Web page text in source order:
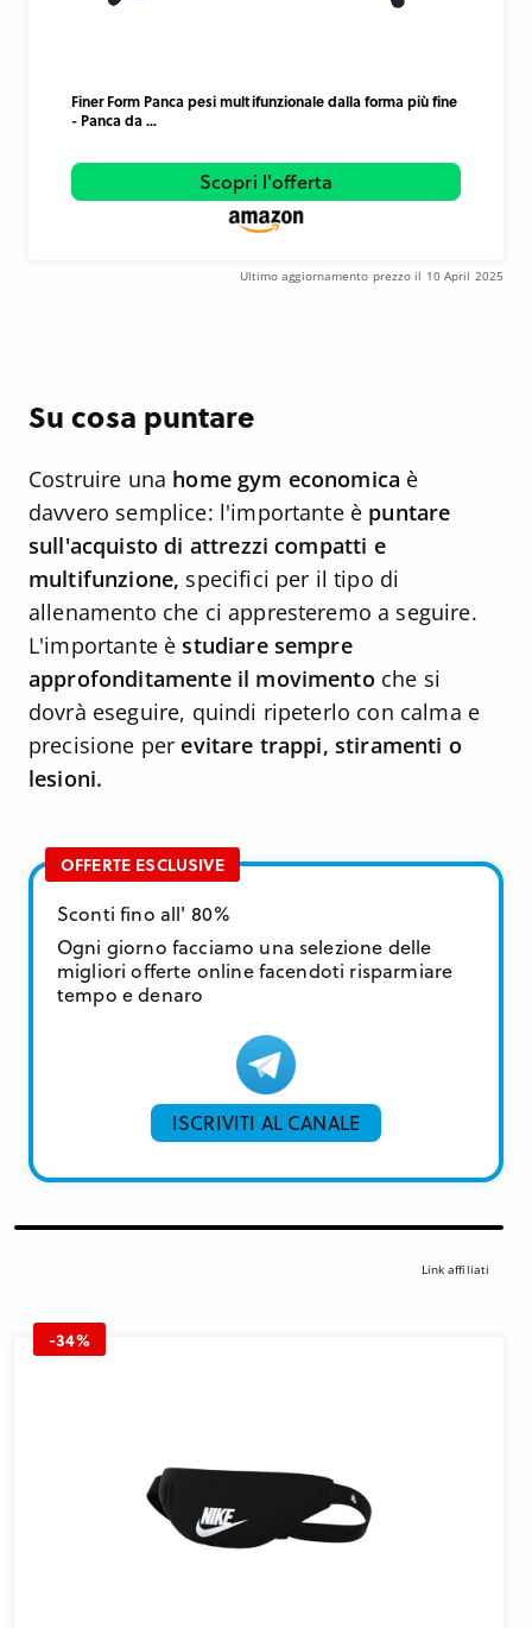
Finer Form Panca pesi multifunzionale dalla forma più fine
- Panca da ...
Scopri l'offerta
Ultimo aggiornamento prezzo il 10 April 2025
Su cosa puntare
Costruire una home gym economica è
davvero semplice: l'importante è puntare
sull'acquisto di attrezzi compatti e
multifunzione, specifici per il tipo di
allenamento che ci appresteremo a seguire.
L'importante èstudiare sempre
approfonditamente il movimento che si
dovrà eseguire, quindi ripeterlo con calma e
precisione per evitare trappi, stiramenti o
lesioni.
OFFERTE ESCLUSIVE
Sconti fino all' 80%
Ogni giorno facciamo una selezione delle
migliori offerte online facendoti risparmiare
tempo e denaro
ISCRIVITI AL CANALE
Link affiliati
-34%